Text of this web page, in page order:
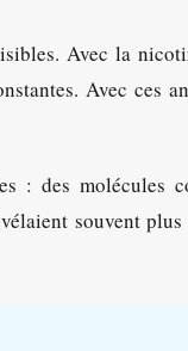
Avec la
Avec ces
: des molécules
souvent plus